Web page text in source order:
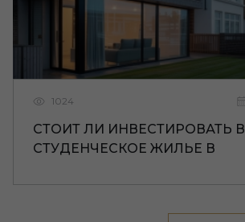
1024
СТОИТ ЛИ ИНВЕСТИРОВАТЬ В
СТУДЕНЧЕСКОЕ ЖИЛЬЕ В